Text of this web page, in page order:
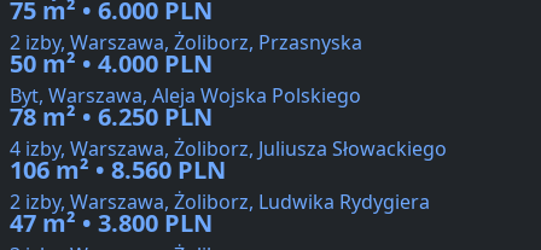
75 m² • 6.000 PLN
2 izby, Warszawa, Żoliborz, Przasnyska
50 m² • 4.000 PLN
Byt, Warszawa, Aleja Wojska Polskiego
78 m² • 6.250 PLN
4 izby, Warszawa, Żoliborz, Juliusza Słowackiego
106 m² • 8.560 PLN
2 izby, Warszawa, Żoliborz, Ludwika Rydygiera
47 m² • 3.800 PLN